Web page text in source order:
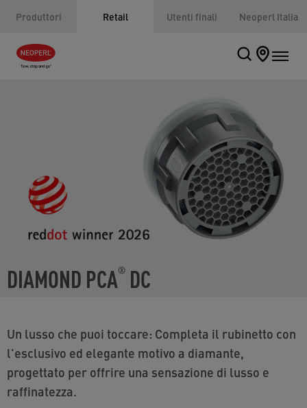
Produttori Retail Utenti finali Neoperl Italia
DIAMOND PCA® DC
Un lusso che puoi toccare: Completa il rubinetto con
l'esclusivo ed elegante motivo a diamante,
progettato per offrire una sensazione di lusso e
raffinatezza.